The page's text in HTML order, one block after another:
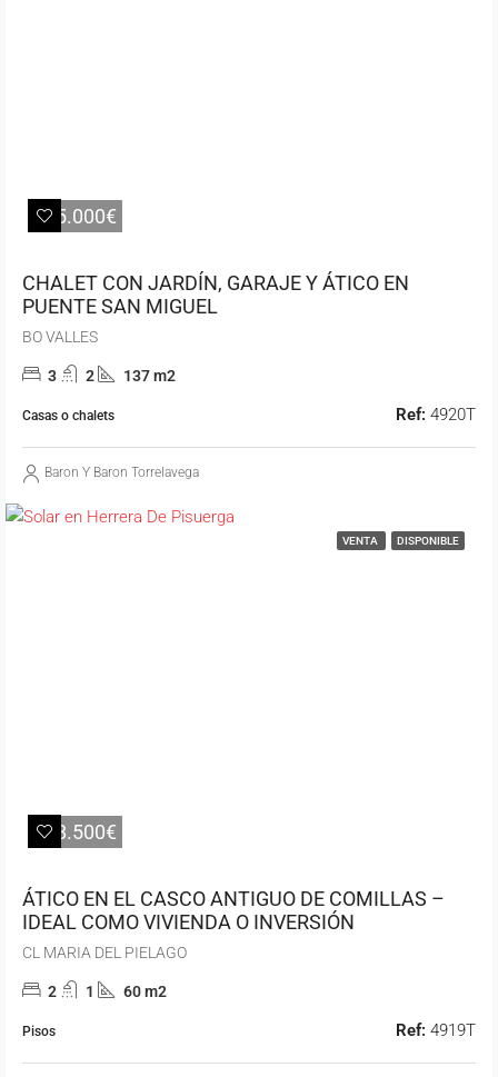
325.000€
CHALET CON JARDÍN, GARAJE Y ÁTICO EN
PUENTE SAN MIGUEL
BO VALLES
3 2 137 m2
Casas o chalets Ref: 4920T
Baron Y Baron Torrelavega
VENTA DISPONIBLE
198.500€
ÁTICO EN EL CASCO ANTIGUO DE COMILLAS –
IDEAL COMO VIVIENDA O INVERSIÓN
CL MARIA DEL PIELAGO
2 1 60 m2
Pisos Ref: 4919T